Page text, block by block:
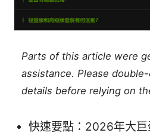
Parts of this article were
assistance. Please
details before relying on
快速要點：2026年大